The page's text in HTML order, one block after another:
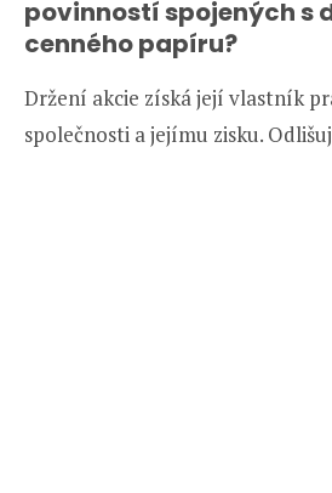
povinností spojených s
cenného papíru?
Držení akcie získá její vlastník
společnosti a jejímu zisku.